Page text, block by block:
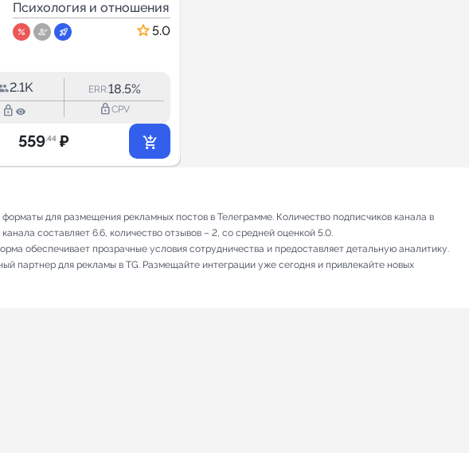
старого блокнота
Психология и отношения
5.0
2.1K ERR:18.5%
lock_outline lock_outlineCPV
559.44 ₽
для размещения рекламных постов в Телеграмме. Количество подписчиков канала в
составляет 6.6, количество отзывов – 2, со средней оценкой 5.0.
обеспечивает прозрачные условия сотрудничества и предоставляет детальную аналитику.
партнер для рекламы в TG. Размещайте интеграции уже сегодня и привлекайте новых